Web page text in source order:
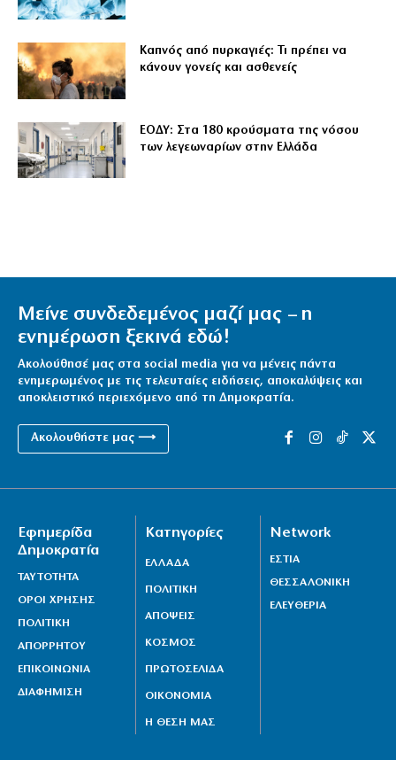
Καπνός από πυρκαγιές: Τι πρέπει να
κάνουν γονείς και ασθενείς
ΕΟΔΥ: Στα 180 κρούσματα της νόσου
των λεγεωναρίων στην Ελλάδα
Μείνε συνδεδεμένος μαζί μας – η
ενημέρωση ξεκινά εδώ!
Ακολούθησέ μας στα social media για να μένεις πάντα
ενημερωμένος με τις τελευταίες ειδήσεις, αποκαλύψεις και
αποκλειστικό περιεχόμενο από τη Δημοκρατία.
Ακολουθήστε μας ⟶
Εφημερίδα
Δημοκρατία
ΤΑΥΤΟΤΗΤΑ
ΟΡΟΙ ΧΡΗΣΗΣ
ΠΟΛΙΤΙΚΗ
ΑΠΟΡΡΗΤΟΥ
ΕΠΙΚΟΙΝΩΝΙΑ
ΔΙΑΦΗΜΙΣΗ
Κατηγορίες
ΕΛΛΑΔΑ
ΠΟΛΙΤΙΚΗ
ΑΠΟΨΕΙΣ
ΚΟΣΜΟΣ
ΠΡΩΤΟΣΕΛΙΔΑ
ΟΙΚΟΝΟΜΙΑ
Η ΘΕΣΗ ΜΑΣ
Network
ΕΣΤΙΑ
ΘΕΣΣΑΛΟΝΙΚΗ
ΕΛΕΥΘΕΡΙΑ